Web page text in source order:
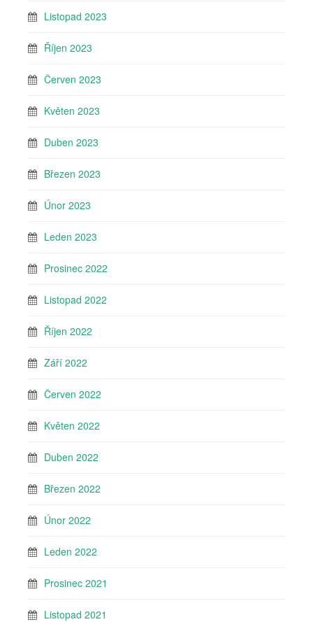
Listopad 2023
Říjen 2023
Červen 2023
Květen 2023
Duben 2023
Březen 2023
Únor 2023
Leden 2023
Prosinec 2022
Listopad 2022
Říjen 2022
Září 2022
Červen 2022
Květen 2022
Duben 2022
Březen 2022
Únor 2022
Leden 2022
Prosinec 2021
Listopad 2021